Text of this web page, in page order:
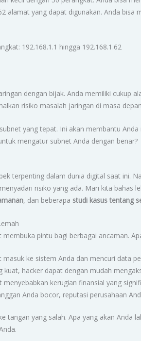
alamat yang dapat digunakan. Anda bisa
192.168.1.1 hingga 192.168.1.62
dengan bijak. Anda memiliki cukup
risiko masalah jaringan di masa
yang tepat. Ini akan membantu
mengatur subnet Anda dengan benar?
terpenting dalam dunia digital saat ini.
risiko yang ada. Mari kita bahas
, dan beberapa studi kasus tentang
pintu bagi berbagai ancaman.
masuk ke sistem Anda dan mencuri data
kuat, hacker dapat dengan mudah
menyebabkan kerugian finansial yang
Anda bocor, reputasi perusahaan
tangan yang salah. Apa yang akan Anda